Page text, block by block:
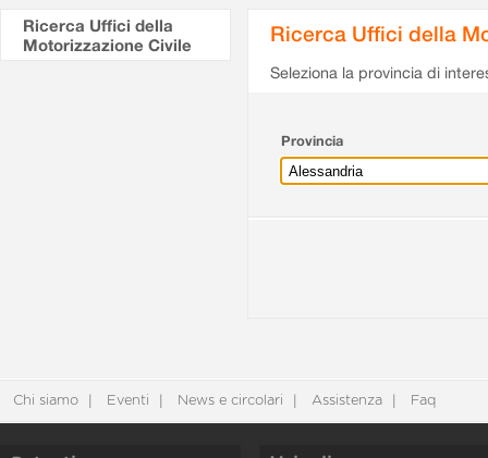
Ricerca Uffici della
Motorizzazione Civile
Ricerca Uffici della
Seleziona la provincia di
Provincia
Chi siamo Eventi News e circolari Assistenza Faq